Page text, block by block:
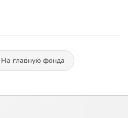
На главную фонда